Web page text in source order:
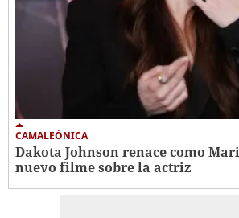
CAMALEÓNICA
Dakota Johnson renace como
nuevo filme sobre la actriz